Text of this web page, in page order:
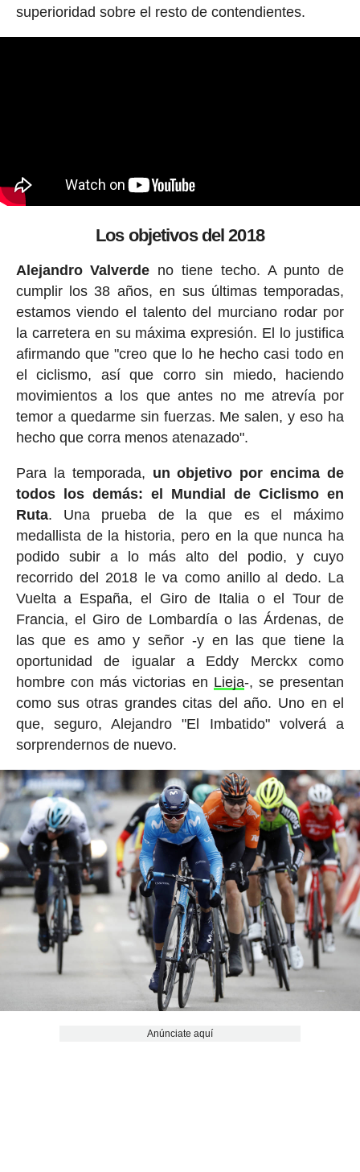
superioridad sobre el resto de contendientes.
Los objetivos del 2018
Alejandro Valverde no tiene techo. A punto de
cumplir los 38 años, en sus últimas temporadas,
estamos viendo el talento del murciano rodar por
la carretera en su máxima expresión. El lo justifica
afirmando que "creo que lo he hecho casi todo en
el ciclismo, así que corro sin miedo, haciendo
movimientos a los que antes no me atrevía por
temor a quedarme sin fuerzas. Me salen, y eso ha
hecho que corra menos atenazado".
Para la temporada, un objetivo por encima de
todos los demás: el Mundial de Ciclismo en
Ruta. Una prueba de la que es el máximo
medallista de la historia, pero en la que nunca ha
podido subir a lo más alto del podio, y cuyo
recorrido del 2018 le va como anillo al dedo. La
Vuelta a España, el Giro de Italia o el Tour de
Francia, el Giro de Lombardía o las Árdenas, de
las que es amo y señor -y en las que tiene la
oportunidad de igualar a Eddy Merckx como
hombre con más victorias en Lieja-, se presentan
como sus otras grandes citas del año. Uno en el
que, seguro, Alejandro "El Imbatido" volverá a
sorprendernos de nuevo.
Anúnciate aquí